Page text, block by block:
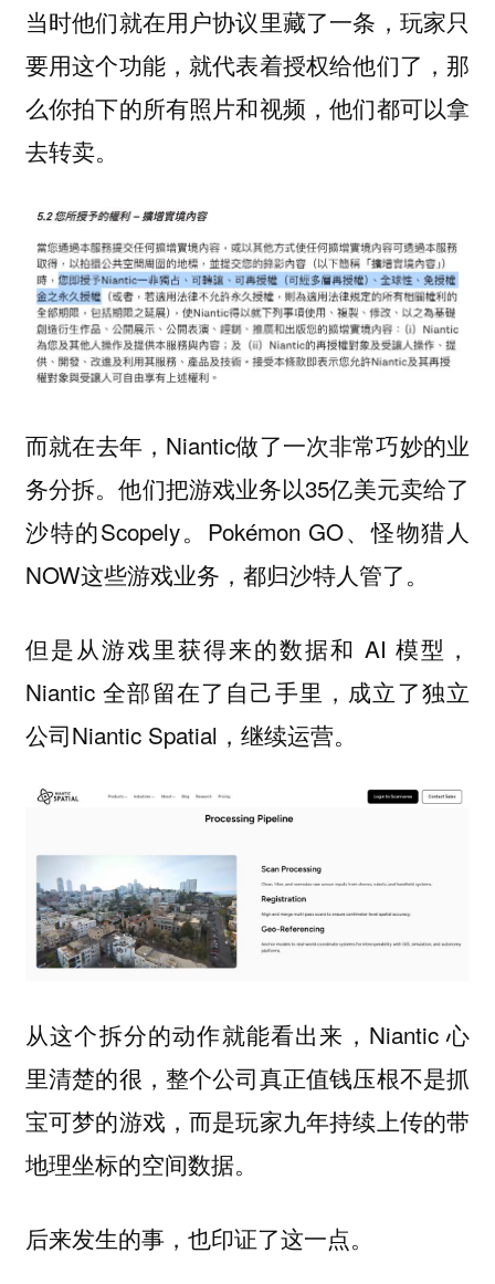
当时他们就在用户协议里藏了一条，玩家只
要用这个功能，就代表着授权给他们了，那
么你拍下的所有照片和视频，他们都可以拿
去转卖。
而就在去年，Niantic做了一次非常巧妙的业
务分拆。他们把游戏业务以35亿美元卖给了
沙特的Scopely。Pokémon GO、怪物猎人
NOW这些游戏业务，都归沙特人管了。
但是从游戏里获得来的数据和 AI 模型，
Niantic 全部留在了自己手里，成立了独立
公司Niantic Spatial，继续运营。
从这个拆分的动作就能看出来，Niantic 心
里清楚的很，整个公司真正值钱压根不是抓
宝可梦的游戏，而是玩家九年持续上传的带
地理坐标的空间数据。
后来发生的事，也印证了这一点。